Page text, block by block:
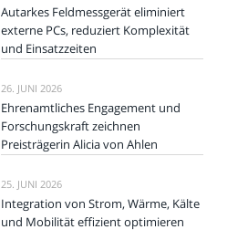
Autarkes Feldmessgerät eliminiert
externe PCs, reduziert Komplexität
und Einsatzzeiten
26. JUNI 2026
Ehrenamtliches Engagement und
Forschungskraft zeichnen
Preisträgerin Alicia von Ahlen
25. JUNI 2026
Integration von Strom, Wärme, Kälte
und Mobilität effizient optimieren